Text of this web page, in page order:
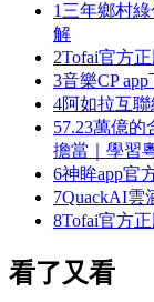
1 三年鄉村
解
2Tofai官方
3音樂CP
4阿如拉互
57.23萬億
擔當｜學習
6神眸app官
7QuackAI雲
8Tofai官方
看了又看